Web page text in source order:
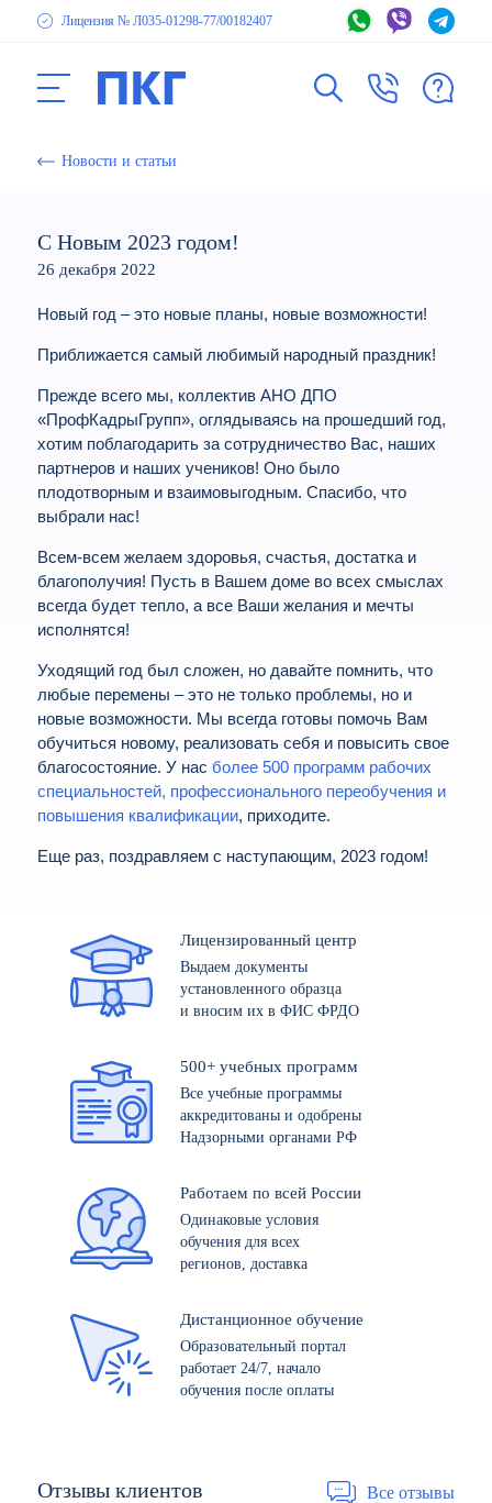
Лицензия № Л035-01298-77/00182407
Новости и статьи
С Новым 2023 годом!
26 декабря 2022
Новый год – это новые планы, новые возможности!
Приближается самый любимый народный праздник!
Прежде всего мы, коллектив АНО ДПО
«ПрофКадрыГрупп», оглядываясь на прошедший год,
хотим поблагодарить за сотрудничество Вас, наших
партнеров и наших учеников! Оно было
плодотворным и взаимовыгодным. Спасибо, что
выбрали нас!
Всем-всем желаем здоровья, счастья, достатка и
благополучия! Пусть в Вашем доме во всех смыслах
всегда будет тепло, а все Ваши желания и мечты
исполнятся!
Уходящий год был сложен, но давайте помнить, что
любые перемены – это не только проблемы, но и
новые возможности. Мы всегда готовы помочь Вам
обучиться новому, реализовать себя и повысить свое
благосостояние. У нас более 500 программ рабочих
специальностей, профессионального переобучения и
повышения квалификации, приходите.
Еще раз, поздравляем с наступающим, 2023 годом!
Лицензированный центр
Выдаем документы
установленного образца
и вносим их в ФИС ФРДО
500+ учебных программ
Все учебные программы
аккредитованы и одобрены
Надзорными органами РФ
Работаем по всей России
Одинаковые условия
обучения для всех
регионов, доставка
Дистанционное обучение
Образовательный портал
работает 24/7, начало
обучения после оплаты
Отзывы клиентов Все отзывы